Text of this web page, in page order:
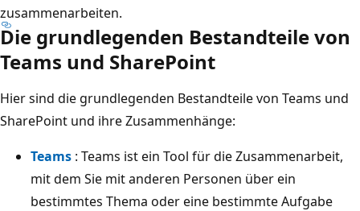
zusammenarbeiten.
Die grundlegenden Bestandteile von
Teams und SharePoint
Hier sind die grundlegenden Bestandteile von Teams und
SharePoint und ihre Zusammenhänge:
Teams : Teams ist ein Tool für die Zusammenarbeit,
mit dem Sie mit anderen Personen über ein
bestimmtes Thema oder eine bestimmte Aufgabe